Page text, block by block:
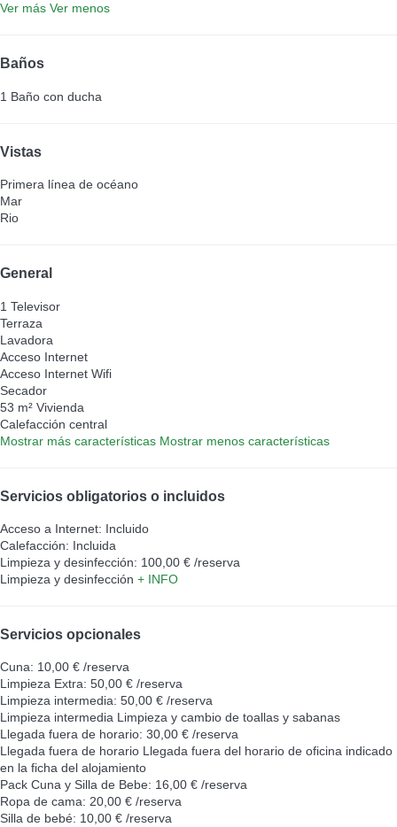
Ver más Ver menos
Baños
1 Baño con ducha
Vistas
Primera línea de océano
Mar
Rio
General
1 Televisor
Terraza
Lavadora
Acceso Internet
Acceso Internet Wifi
Secador
53 m² Vivienda
Calefacción central
Mostrar más características Mostrar menos características
Servicios obligatorios o incluidos
Acceso a Internet: Incluido
Calefacción: Incluida
Limpieza y desinfección: 100,00 € /reserva
Limpieza y desinfección + INFO
Servicios opcionales
Cuna: 10,00 € /reserva
Limpieza Extra: 50,00 € /reserva
Limpieza intermedia: 50,00 € /reserva
Limpieza intermedia Limpieza y cambio de toallas y sabanas
Llegada fuera de horario: 30,00 € /reserva
Llegada fuera de horario Llegada fuera del horario de oficina indicado
en la ficha del alojamiento
Pack Cuna y Silla de Bebe: 16,00 € /reserva
Ropa de cama: 20,00 € /reserva
Silla de bebé: 10,00 € /reserva